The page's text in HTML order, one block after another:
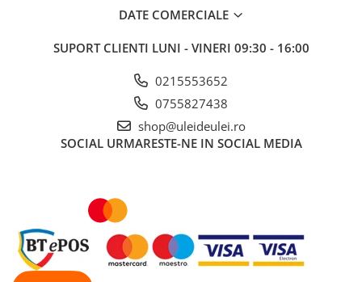
■ Ulei motor ELF
■ Ulei motor METABOND
■ Ulei motor MANNOL
■ Ulei motor KROON
■ Ulei motor KROSS
■ Ulei motor CYCLON
■ Ulei motor OEM
Ulei motor DACIA
Ulei motor RENAULT
DATE COMERCIALE
SUPORT CLIENTI LUNI - VINERI 09:30 - 16:00
0215553652
0755827438
shop@uleideulei.ro
SOCIAL URMARESTE-NE IN SOCIAL MEDIA